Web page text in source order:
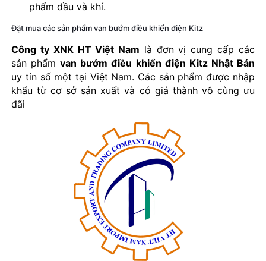
phẩm dầu và khí.
Đặt mua các sản phẩm van bướm điều khiển điện Kitz
Công ty XNK HT Việt Nam là đơn vị cung cấp các
sản phẩmvan bướm điều khiển điện Kitz Nhật Bản
uy tín số một tại Việt Nam. Các sản phẩm được nhập
khẩu từ cơ sở sản xuất và có giá thành vô cùng ưu
đãi